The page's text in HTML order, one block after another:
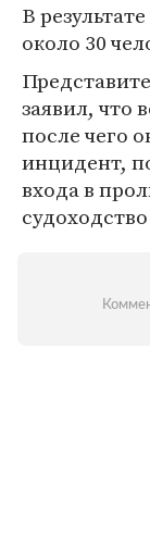
В
около 30
заявил, что
после чего
инцидент,
входа в